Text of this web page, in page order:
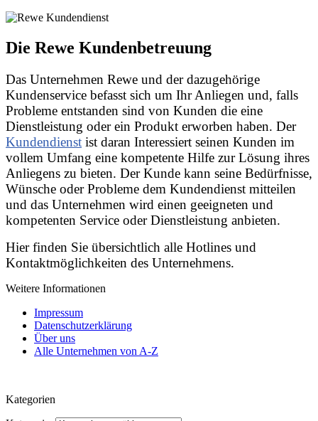
Die Rewe Kundenbetreuung
Das Unternehmen Rewe und der dazugehörige
Kundenservice befasst sich um Ihr Anliegen und, falls
Probleme entstanden sind von Kunden die eine
Dienstleistung oder ein Produkt erworben haben. Der
Kundendienst ist daran Interessiert seinen Kunden im
vollem Umfang eine kompetente Hilfe zur Lösung ihres
Anliegens zu bieten. Der Kunde kann seine Bedürfnisse,
Wünsche oder Probleme dem Kundendienst mitteilen
und das Unternehmen wird einen geeigneten und
kompetenten Service oder Dienstleistung anbieten.
Hier finden Sie übersichtlich alle Hotlines und
Kontaktmöglichkeiten des Unternehmens.
Weitere Informationen
Impressum
Datenschutzerklärung
Über uns
Alle Unternehmen von A-Z
Kategorien